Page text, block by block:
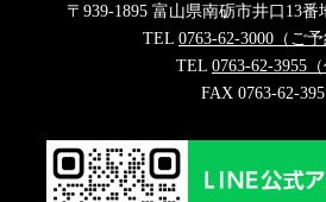
〒939-1895 富山県南砺市井口13番
TEL 0763-62-3000（ご予
TEL 0763-62-3955（
FAX 0763-62-